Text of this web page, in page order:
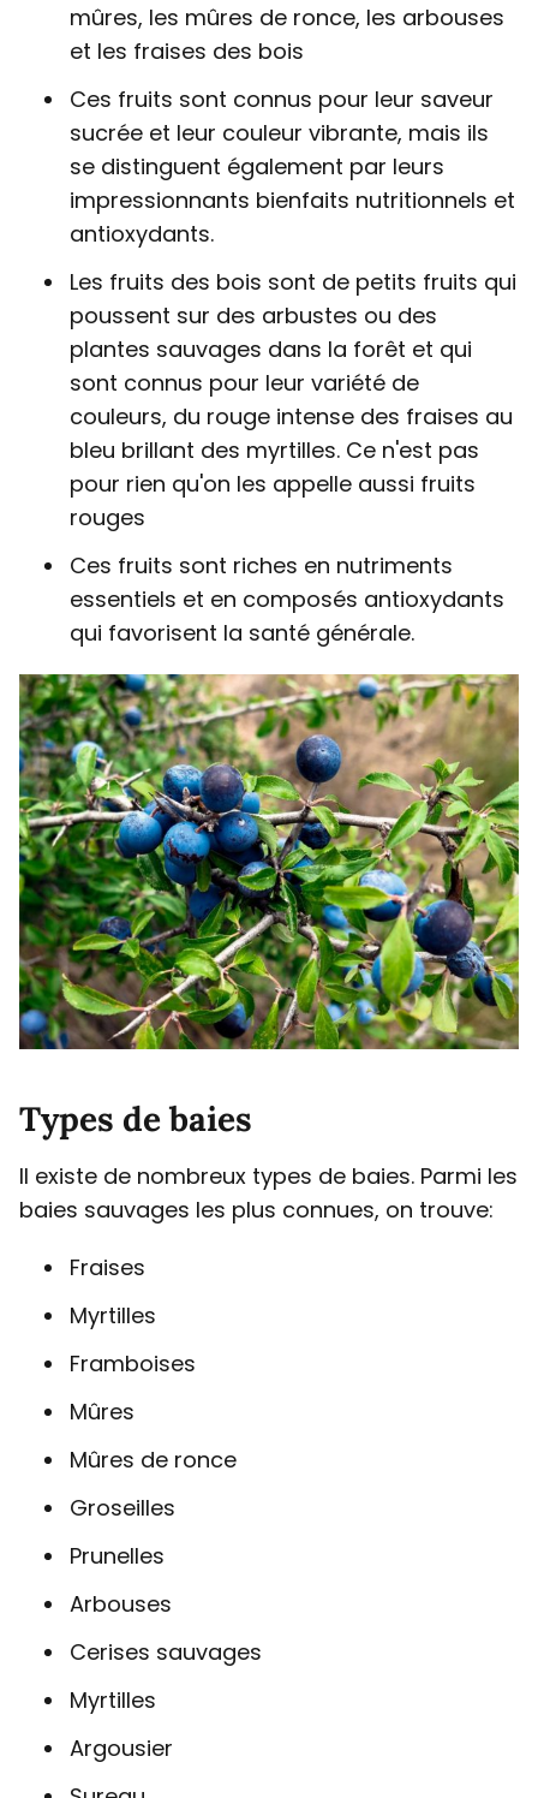
mûres, les mûres de ronce, les arbouses
et les fraises des bois
Ces fruits sont connus pour leur saveur
sucrée et leur couleur vibrante, mais ils
se distinguent également par leurs
impressionnants bienfaits nutritionnels et
antioxydants.
Les fruits des bois sont de petits fruits qui
poussent sur des arbustes ou des
plantes sauvages dans la forêt et qui
sont connus pour leur variété de
couleurs, du rouge intense des fraises au
bleu brillant des myrtilles. Ce n'est pas
pour rien qu'on les appelle aussi fruits
rouges
Ces fruits sont riches en nutriments
essentiels et en composés antioxydants
qui favorisent la santé générale.
Types de baies
Il existe de nombreux types de baies. Parmi les
baies sauvages les plus connues, on trouve:
Fraises
Myrtilles
Framboises
Mûres
Mûres de ronce
Groseilles
Prunelles
Arbouses
Cerises sauvages
Myrtilles
Argousier